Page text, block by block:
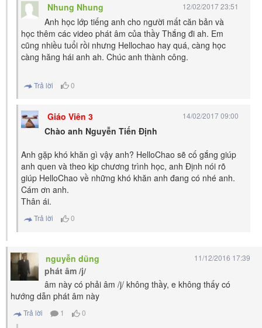
Nhung Nhung 12/02/2017 23:51
Anh học lớp tiếng anh cho người mất căn bản và
học thêm các video phát âm của thầy Thắng đi ah. Em
cũng nhiều tuổi rồi nhưng Hellochao hay quá, càng học
càng hăng hái anh ah. Chúc anh thành công.
Trả lời 0
Giáo Viên 3 14/02/2017 09:00
Chào anh Nguyễn Tiến Định
Anh gặp khó khăn gì vậy anh? HelloChao sẽ cố gắng giúp
anh quen và theo kịp chương trình học, anh Định nói rõ
giúp HelloChao về những khó khăn anh đang có nhé anh.
Cám ơn anh.
Thân ái.
Trả lời 0
nguyễn dũng 11/12/2016 17:39
phát âm /j/
âm này có phải âm /j/ không thầy, e không thấy có
hướng dẫn phát âm này
Trả lời 1 0